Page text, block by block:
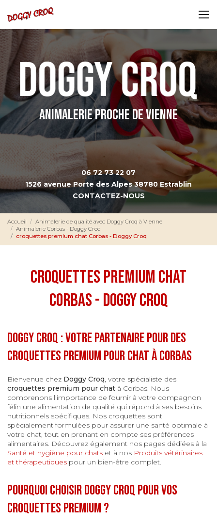
au
contenu
principal
Animalerie proche de Vienne
06 72 73 22 07
1526 avenue Porte des Alpes 38780 Estrablin
CONTACTEZ-NOUS
Accueil
Animalerie de qualité avec Doggy Croq à Vienne
Animalerie Corbas - Doggy Croq
croquettes premium chat Corbas - Doggy Croq
croquettes premium chat
Corbas - Doggy Croq
Doggy Croq : votre partenaire pour des
croquettes premium pour chat à Corbas
Bienvenue chez Doggy Croq, votre spécialiste des
croquettes premium pour chat à Corbas. Nous
comprenons l'importance de fournir à votre compagnon
félin une alimentation de qualité qui répond à ses besoins
nutritionnels spécifiques. Nos croquettes sont
spécialement formulées pour assurer une santé optimale à
votre chat, tout en prenant en compte ses préférences
alimentaires. Découvrez également nos pages dédiées à la
Santé et hygiène pour chats et à nos Produits vétérinaires
et thérapeutiques pour un bien-être complet.
Pourquoi choisir Doggy Croq pour vos
croquettes premium ?